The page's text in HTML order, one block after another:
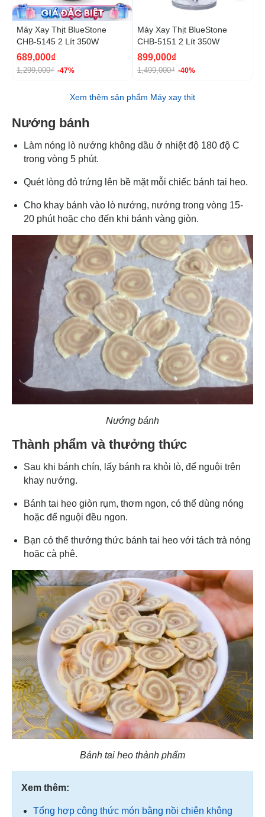
Máy Xay Thịt BlueStone
CHB-5145 2 Lít 350W
689,000₫
1,299,000₫ -47%
Máy Xay Thịt BlueStone
CHB-5151 2 Lít 350W
899,000₫
1,499,000₫ -40%
Xem thêm sản phẩm Máy xay thịt
Nướng bánh
Làm nóng lò nướng không dầu ở nhiệt độ 180 độ C
trong vòng 5 phút.
Quét lòng đỏ trứng lên bề mặt mỗi chiếc bánh tai heo.
Cho khay bánh vào lò nướng, nướng trong vòng 15-
20 phút hoặc cho đến khi bánh vàng giòn.
Nướng bánh
Thành phẩm và thưởng thức
Sau khi bánh chín, lấy bánh ra khỏi lò, để nguội trên
khay nướng.
Bánh tai heo giòn rụm, thơm ngon, có thể dùng nóng
hoặc để nguội đều ngon.
Bạn có thể thưởng thức bánh tai heo với tách trà nóng
hoặc cà phê.
Bánh tai heo thành phẩm
Xem thêm:
Tổng hợp công thức món bằng nồi chiên không